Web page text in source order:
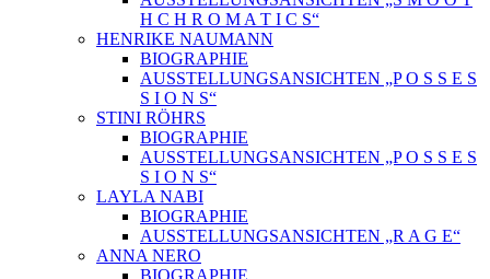
H C H R O M A T I C S“
HENRIKE NAUMANN
BIOGRAPHIE
AUSSTELLUNGSANSICHTEN „P O S S E S
S I O N S“
STINI RÖHRS
BIOGRAPHIE
AUSSTELLUNGSANSICHTEN „P O S S E S
S I O N S“
LAYLA NABI
BIOGRAPHIE
AUSSTELLUNGSANSICHTEN „R A G E“
ANNA NERO
BIOGRAPHIE